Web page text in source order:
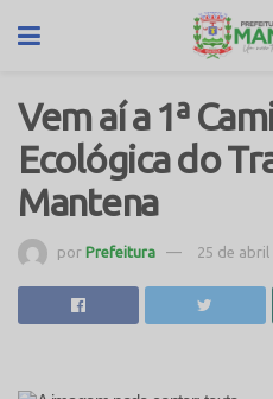
Vem aí a 1ª
Ecológica do
Mantena
por Prefeitura 25 de abril